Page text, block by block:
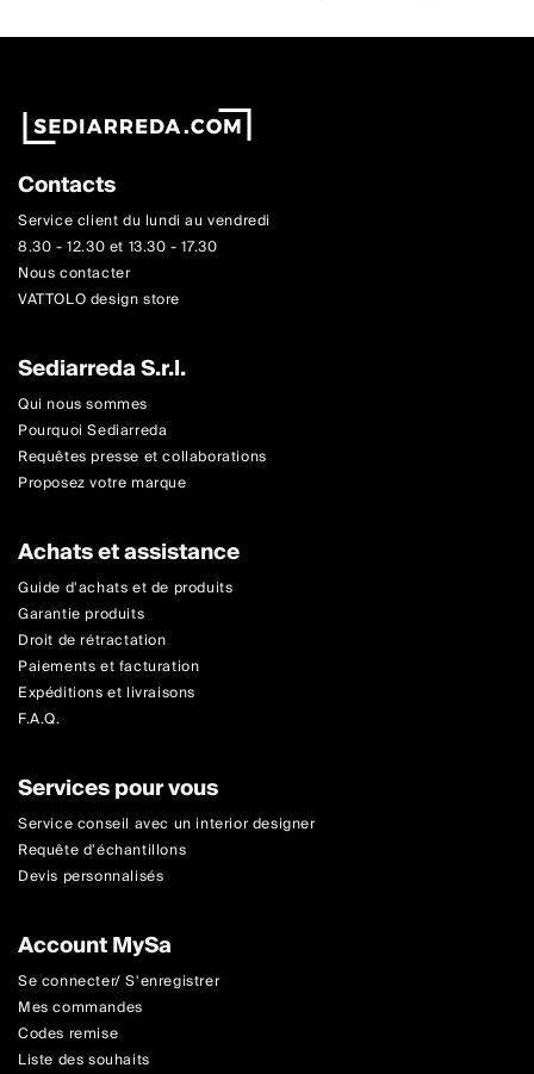
Contacts
Service client du lundi au vendredi
8.30 - 12.30 et 13.30 - 17.30
Nous contacter
VATTOLO design store
Sediarreda S.r.l.
Qui nous sommes
Pourquoi Sediarreda
Requêtes presse et collaborations
Proposez votre marque
Achats et assistance
Guide d'achats et de produits
Garantie produits
Droit de rétractation
Paiements et facturation
Expéditions et livraisons
F.A.Q.
Services pour vous
Service conseil avec un interior designer
Requête d'échantillons
Devis personnalisés
Account MySa
Se connecter/ S'enregistrer
Mes commandes
Codes remise
Liste des souhaits